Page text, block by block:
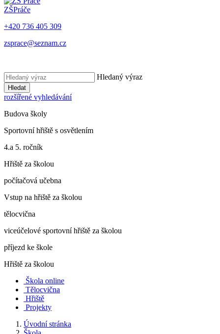
ZŠPráče
+420 736 405 309
zsprace@seznam.cz
Hledaný výraz
Hledat
rozšířené vyhledávání
Budova školy
Sportovní hřiště s osvětlením
4.a 5. ročník
Hřiště za školou
počítačová učebna
Vstup na hřiště za školou
tělocvična
viceúčelové sportovní hřiště za školou
příjezd ke škole
Hřiště za školou
Škola online
Tělocvična
Hřiště
Projekty
Úvodní stránka